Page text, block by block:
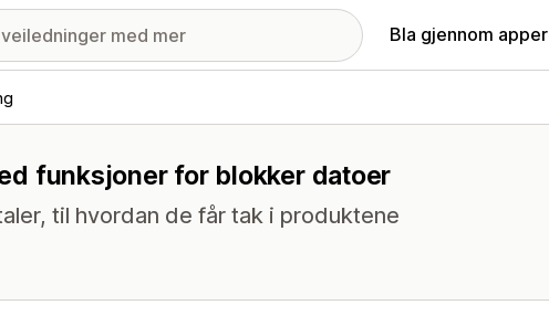
Bla gjennom apper
funksjoner for blokker datoer
til hvordan de får tak i produktene